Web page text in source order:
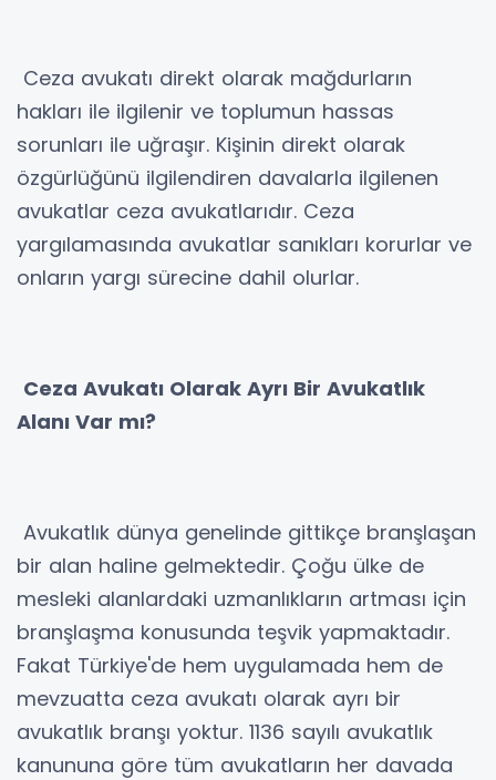
Ceza avukatı direkt olarak mağdurların
hakları ile ilgilenir ve toplumun hassas
sorunları ile uğraşır. Kişinin direkt olarak
özgürlüğünü ilgilendiren davalarla ilgilenen
avukatlar ceza avukatlarıdır. Ceza
yargılamasında avukatlar sanıkları korurlar ve
onların yargı sürecine dahil olurlar.
Ceza Avukatı Olarak Ayrı Bir Avukatlık
Alanı Var mı?
Avukatlık dünya genelinde gittikçe branşlaşan
bir alan haline gelmektedir. Çoğu ülke de
mesleki alanlardaki uzmanlıkların artması için
branşlaşma konusunda teşvik yapmaktadır.
Fakat Türkiye'de hem uygulamada hem de
mevzuatta ceza avukatı olarak ayrı bir
avukatlık branşı yoktur. 1136 sayılı avukatlık
kanununa göre tüm avukatların her davada